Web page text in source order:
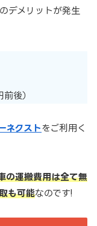
デメリットが発生
後）
ネクストをご利用く
の運搬費用は全て無
も可能なのです!